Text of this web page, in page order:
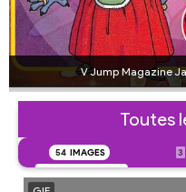
V Jump Magazine
Toutes
54 IMAGES 3